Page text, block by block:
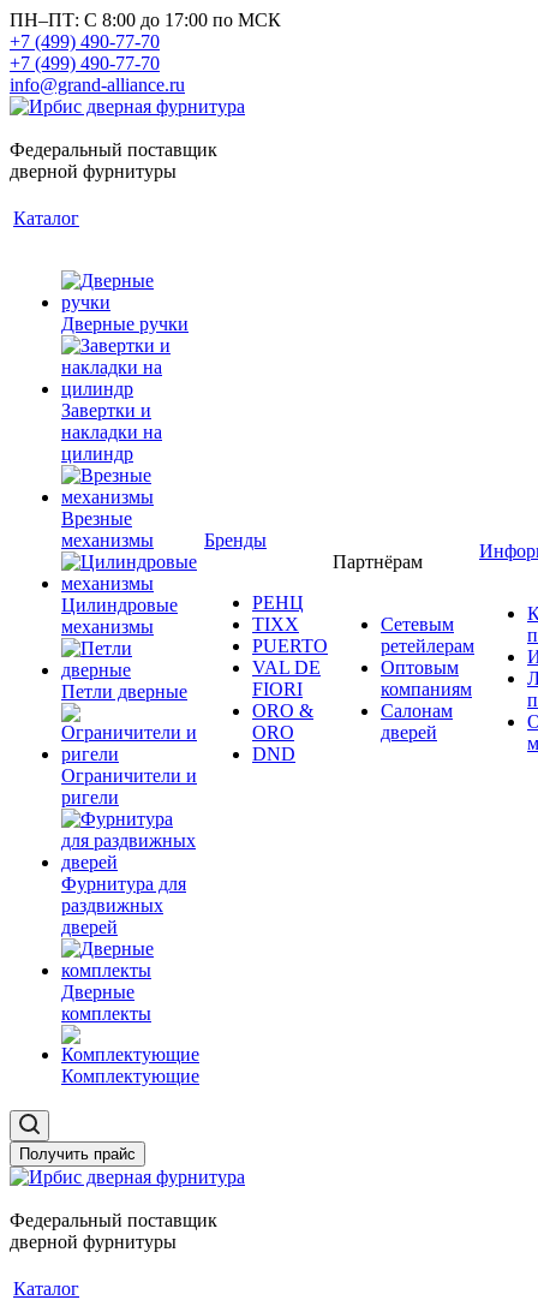
ПН–ПТ: С 8:00 до 17:00 по МСК
+7 (499) 490-77-70
+7 (499) 490-77-70
info@grand-alliance.ru
Федеральный поставщик
дверной фурнитуры
Каталог
Дверные ручки
Завертки и
накладки на
цилиндр
Врезные
механизмы
Цилиндровые
механизмы
Петли дверные
Ограничители и
ригели
Фурнитура для
раздвижных
дверей
Дверные
комплекты
Комплектующие
Бренды
РЕНЦ
TIXX
PUERTO
VAL DE
FIORI
ORO &
ORO
DND
Партнёрам
Сетевым
ретейлерам
Оптовым
компаниям
Салонам
дверей
Получить прайс
Федеральный поставщик
дверной фурнитуры
Каталог